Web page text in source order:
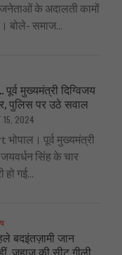
के अदालती कामों
बोले- समाज...
मुख्यमंत्री दिग्विजय
पुलिस पर उठे सवाल
15, 2024
पूर्व मुख्यमंत्री
सिंह के चार
हो गई...
बदइंतज़ामी जान
जहाज की सीट गीली